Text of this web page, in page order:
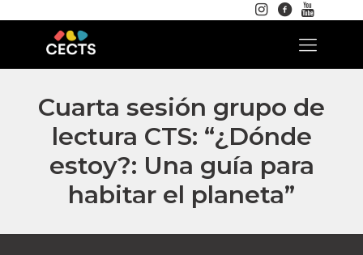
Cuarta sesión grupo de
lectura CTS: “¿Dónde
estoy?: Una guía para
habitar el planeta”